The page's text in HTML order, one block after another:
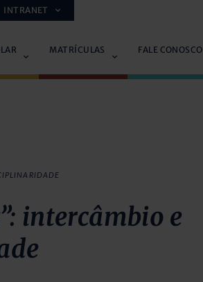
INTRANET
MATRÍCULAS FALE CONOSCO
intercâmbio e